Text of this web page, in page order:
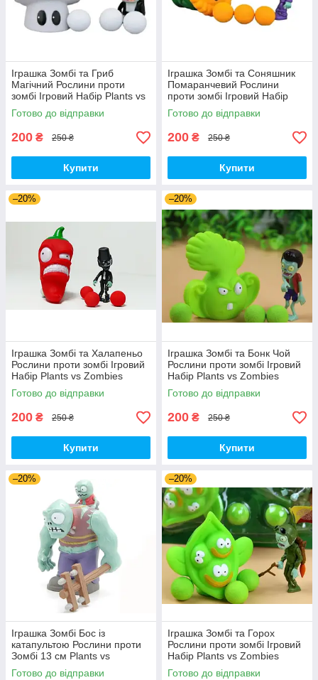
Іграшка Зомбі та Гриб
Магічний Рослини проти
зомбі Ігровий Набір Plants vs
Zombies (00179)
Готово до відправки
200 ₴ 250 ₴
Купити
Іграшка Зомбі та Соняшник
Помаранчевий Рослини
проти зомбі Ігровий Набір
Plants vs Zombies (00180)
Готово до відправки
200 ₴ 250 ₴
Купити
–20%
Іграшка Зомбі та Халапеньо
Рослини проти зомбі Ігровий
Набір Plants vs Zombies
(00226)
Готово до відправки
200 ₴ 250 ₴
Купити
–20%
Іграшка Зомбі та Бонк Чой
Рослини проти зомбі Ігровий
Набір Plants vs Zombies
(00287)
Готово до відправки
200 ₴ 250 ₴
Купити
–20%
Іграшка Зомбі Бос із
катапультою Рослини проти
Зомбі 13 см Plants vs
Zombies Зомбі (00230)
Готово до відправки
–20%
Іграшка Зомбі та Горох
Рослини проти зомбі Ігровий
Набір Plants vs Zombies
(00252)
Готово до відправки